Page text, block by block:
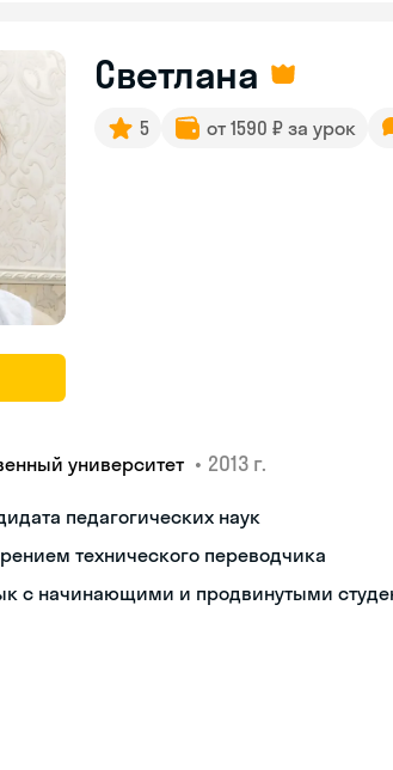
Светлана
5 от 1590 ₽ за урок
университет • 2013 г.
педагогических наук
технического переводчика
с начинающими и продвинутыми